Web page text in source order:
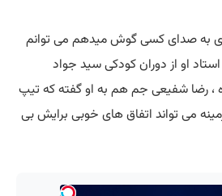
به صدای کسی گوش میدهم می توانم
او از دوران کودکی سید جواد
، رضا شفیعی جم هم به او گفته که تیپ
می تواند اتفاق های خوبی برایش بی